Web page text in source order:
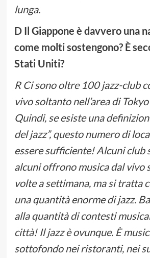
lunga.
D Il Giappone è davvero una
come molti sostengono? È
Stati Uniti?
R Ci sono oltre 100 jazz-club
vivo soltanto nell’area di
Quindi, se esiste una
del jazz”, questo numero di
essere sufficiente! Alcuni club
alcuni offrono musica dal vivo
volte a settimana, ma si tratta
una quantità enorme di jazz.
alla quantità di contesti
città! Il jazz è ovunque. È
sottofondo nei ristoranti, nei